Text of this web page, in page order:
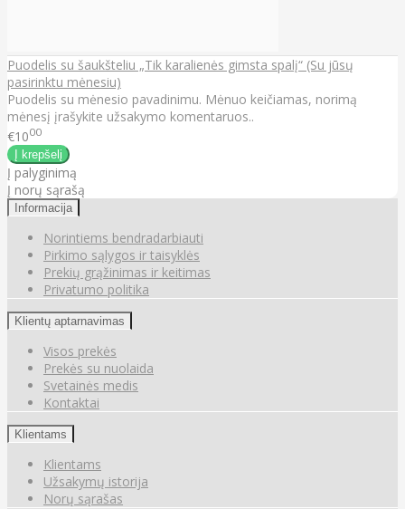
Puodelis su šaukšteliu „Tik karalienės gimsta spalį“ (Su jūsų
pasirinktu mėnesiu)
Puodelis su mėnesio pavadinimu. Mėnuo keičiamas, norimą
mėnesį įrašykite užsakymo komentaruos..
€1000
Į palyginimą
Į norų sąrašą
Informacija
Norintiems bendradarbiauti
Pirkimo sąlygos ir taisyklės
Prekių grąžinimas ir keitimas
Privatumo politika
Klientų aptarnavimas
Visos prekės
Prekės su nuolaida
Svetainės medis
Kontaktai
Klientams
Klientams
Užsakymų istorija
Norų sąrašas